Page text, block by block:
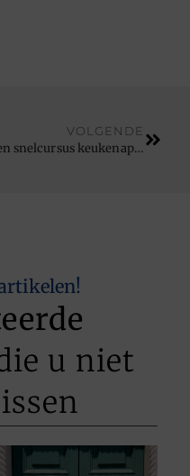
VOLGENDE
Een snelcursus keukenapparatuur kopen. Waar moet je op letten?
u niet